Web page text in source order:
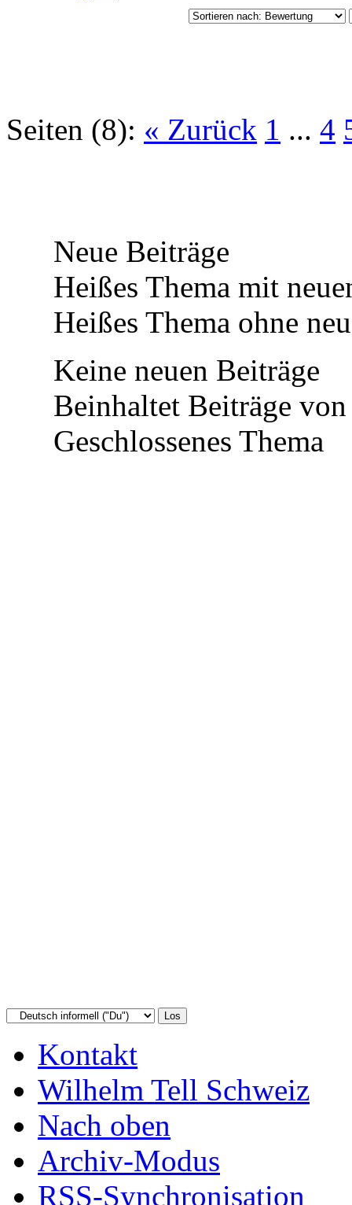
Seiten (8): « Zurück 1 ... 4
Neue Beiträge
Heißes Thema mit
Heißes Thema ohne
Keine neuen Beiträge
Beinhaltet Beiträge
Geschlossenes Thema
Kontakt
Wilhelm Tell Schweiz
Nach oben
Archiv-Modus
RSS-Synchronisation